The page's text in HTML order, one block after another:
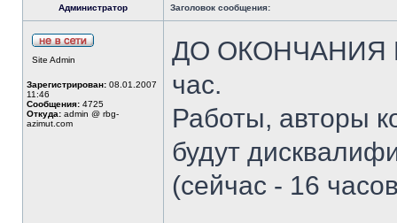
Администратор Заголовок сообщения:
Site Admin
Зарегистрирован: 08.01.2007
11:46
Сообщения: 4725
Откуда: admin @ rbg-
azimut.com
ДО ОКОНЧАНИЯ
час.
Работы, авторы
будут
(сейчас - 16